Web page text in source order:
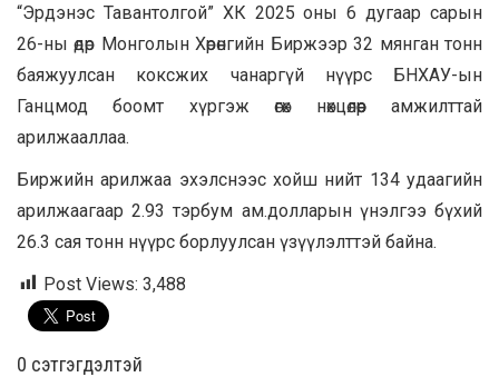
“Эрдэнэс Тавантолгой” ХК 2025 оны 6 дугаар сарын
26-ны өдөр Монголын Хөрөнгийн Биржээр 32 мянган тонн
баяжуулсан коксжих чанаргүй нүүрс БНХАУ-ын
Ганцмод боомт хүргэж өгөх нөхцөлөөр амжилттай
арилжааллаа.
Биржийн арилжаа эхэлснээс хойш нийт 134 удаагийн
арилжаагаар 2.93 тэрбум ам.долларын үнэлгээ бүхий
26.3 сая тонн нүүрс борлуулсан үзүүлэлттэй байна.
Post Views: 3,488
0 cэтгэгдэлтэй